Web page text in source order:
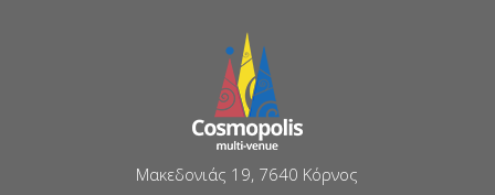
Μακεδονιάς 19, 7640 Κόρνος